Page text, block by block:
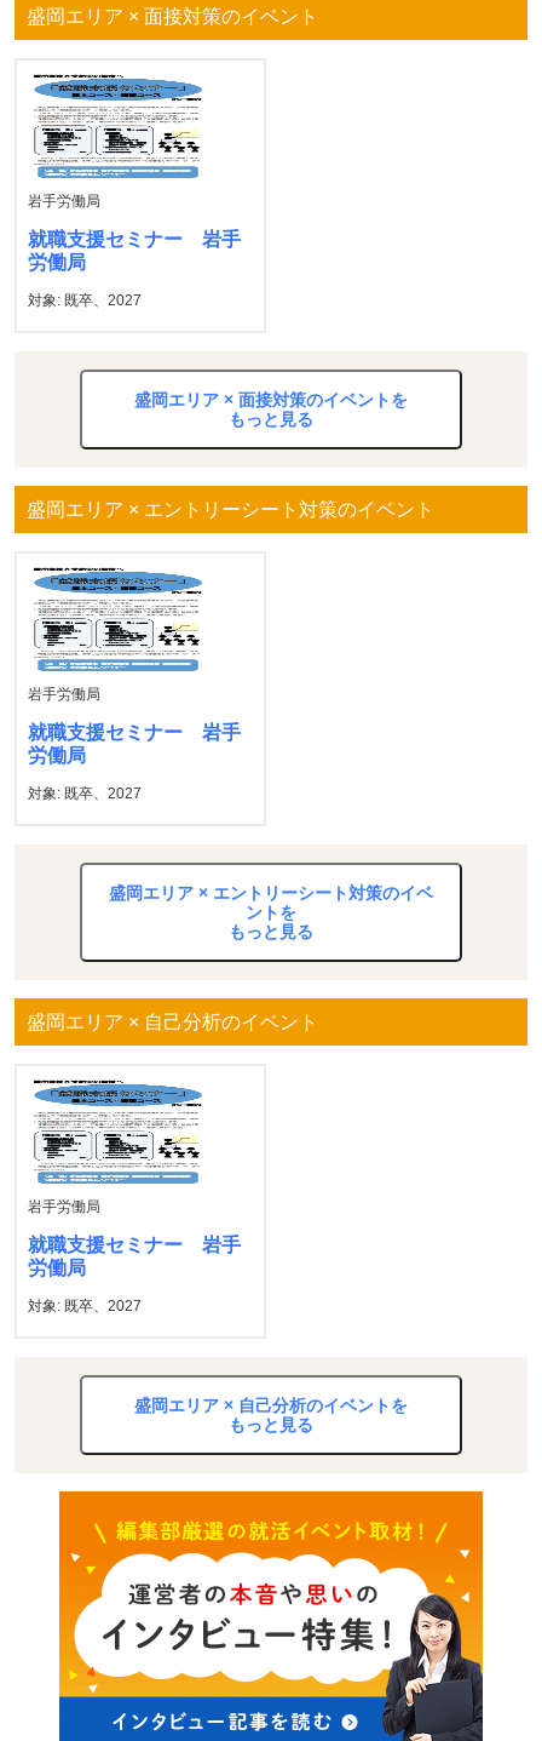
盛岡エリア × 面接対策のイベント
岩手労働局
就職支援セミナー 岩手
労働局
対象: 既卒、2027
盛岡エリア × 面接対策のイベントを
もっと見る
盛岡エリア × エントリーシート対策のイベント
岩手労働局
就職支援セミナー 岩手
労働局
対象: 既卒、2027
盛岡エリア × エントリーシート対策のイベ
ントを
もっと見る
盛岡エリア × 自己分析のイベント
岩手労働局
就職支援セミナー 岩手
労働局
対象: 既卒、2027
盛岡エリア × 自己分析のイベントを
もっと見る